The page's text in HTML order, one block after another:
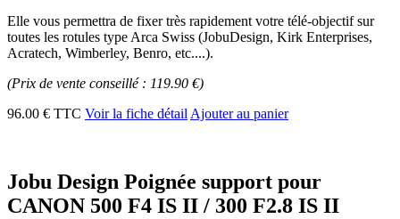
Elle vous permettra de fixer très rapidement votre télé-objectif sur
toutes les rotules type Arca Swiss (JobuDesign, Kirk Enterprises,
Acratech, Wimberley, Benro, etc....).
(Prix de vente conseillé : 119.90 €)
96.00 € TTC Voir la fiche détail Ajouter au panier
Jobu Design Poignée support pour
CANON 500 F4 IS II / 300 F2.8 IS II